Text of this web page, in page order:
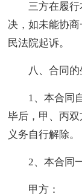
三方在履行
决，如未能协
民法院起诉。
八、合同的
1、本合同自
毕后，甲、丙
义务自行解除。
2、本合同一
甲方：